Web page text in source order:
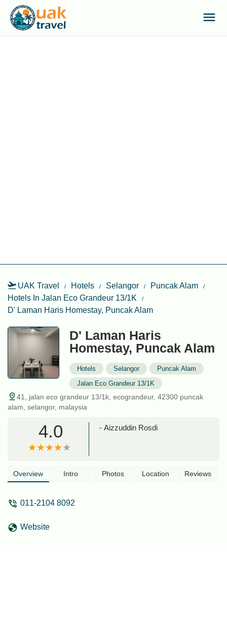
UAK Travel Hotels Selangor
Puncak Alam
Hotels In Jalan Eco Grandeur 13/1K
D' Laman Haris Homestay, Puncak Alam
D' Laman Haris
Homestay, Puncak Alam
Hotels Selangor
Puncak Alam
Jalan Eco Grandeur 13/1K
41, jalan eco grandeur 13/1k, ecograndeur, 42300 puncak
alam, selangor, malaysia
4.0 - Aizzuddin Rosdi
Overview Intro Photos Location Reviews
011-2104 8092
Website